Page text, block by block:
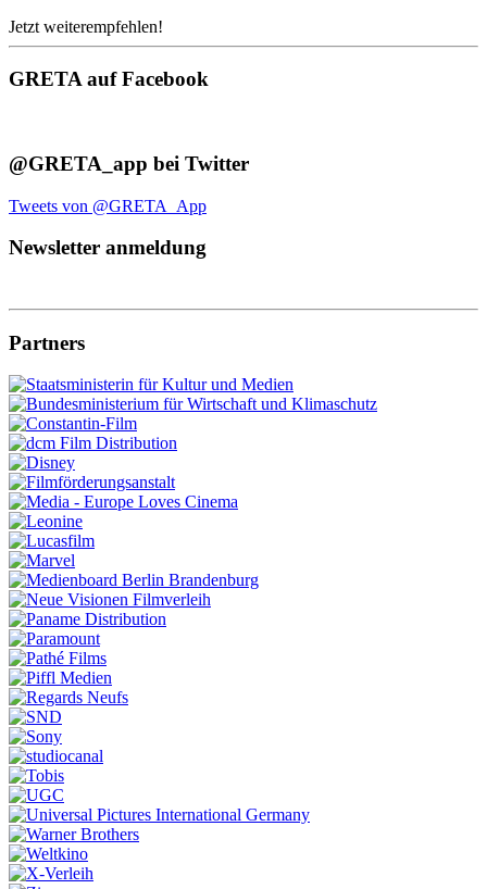
Jetzt weiterempfehlen!
GRETA auf Facebook
@GRETA_app bei Twitter
Tweets von @GRETA_App
Newsletter anmeldung
Partners